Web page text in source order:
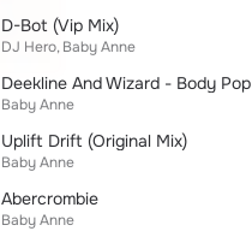
D-Bot (Vip Mix)
DJ Hero Baby Anne
Deekline And Wizard - Body Pop
Baby Anne
Uplift Drift (Original Mix)
Baby Anne
Abercrombie
Baby Anne